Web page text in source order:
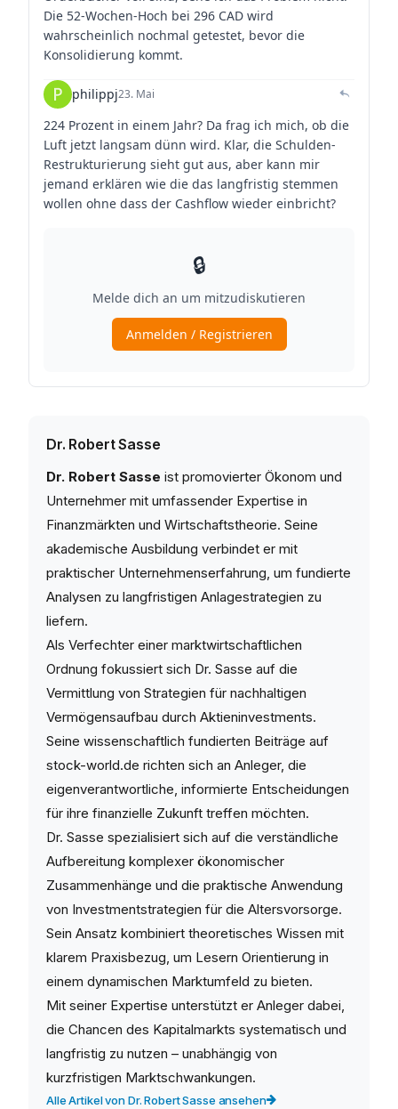
Dr. Robert Sasse
Dr. Robert Sasse ist promovierter Ökonom und
Unternehmer mit umfassender Expertise in
Finanzmärkten und Wirtschaftstheorie. Seine
akademische Ausbildung verbindet er mit
praktischer Unternehmenserfahrung, um fundierte
Analysen zu langfristigen Anlagestrategien zu
liefern.
Als Verfechter einer marktwirtschaftlichen
Ordnung fokussiert sich Dr. Sasse auf die
Vermittlung von Strategien für nachhaltigen
Vermögensaufbau durch Aktieninvestments.
Seine wissenschaftlich fundierten Beiträge auf
stock-world.de richten sich an Anleger, die
eigenverantwortliche, informierte Entscheidungen
für ihre finanzielle Zukunft treffen möchten.
Dr. Sasse spezialisiert sich auf die verständliche
Aufbereitung komplexer ökonomischer
Zusammenhänge und die praktische Anwendung
von Investmentstrategien für die Altersvorsorge.
Sein Ansatz kombiniert theoretisches Wissen mit
klarem Praxisbezug, um Lesern Orientierung in
einem dynamischen Marktumfeld zu bieten.
Mit seiner Expertise unterstützt er Anleger dabei,
die Chancen des Kapitalmarkts systematisch und
langfristig zu nutzen – unabhängig von
kurzfristigen Marktschwankungen.
Alle Artikel von Dr. Robert Sasse ansehen